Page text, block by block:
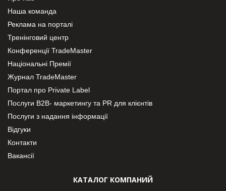
Наша команда
Реклама на порталі
Тренінговий центр
Конференції TradeMaster
Національні Премії
Журнал TradeMaster
Портал про Private Label
Послуги В2В- маркетингу та PR для клієнтів
Послуги з надання інформації
Відгуки
Контакти
Вакансії
КАТАЛОГ КОМПАНИЙ